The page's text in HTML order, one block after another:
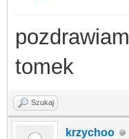
pozdrawiam
tomek
Szukaj
krzychoo